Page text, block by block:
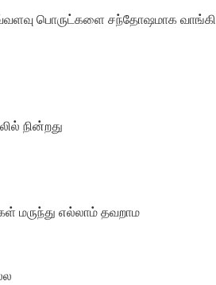
பொருட்களை சந்தோஷமாக வாங்கி
நின்றது
மருந்து எல்லாம் தவறாம